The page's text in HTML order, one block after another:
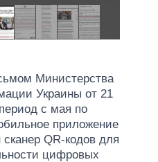
Министерства
Украины от 21
с мая по
приложение
QR-кодов для
цифровых